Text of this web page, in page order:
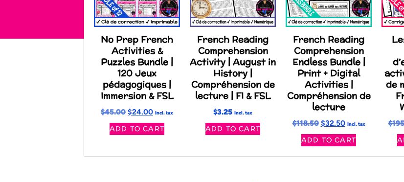
No Prep French
Activities &
Puzzles Bundle |
120 Jeux
pédagogiques |
Immersion & FSL
$45.00 $24.00 Incl. tax
ADD TO CART
French Reading
Comprehension
Activity | August in
History |
Compréhension de
lecture | FI & FSL
$3.25 Incl. tax
ADD TO CART
French Reading
Comprehension
Endless Bundle |
Print + Digital
Activities |
Compréhension de
lecture
$118.50 $32.50 Incl. tax
ADD TO CART
de
$